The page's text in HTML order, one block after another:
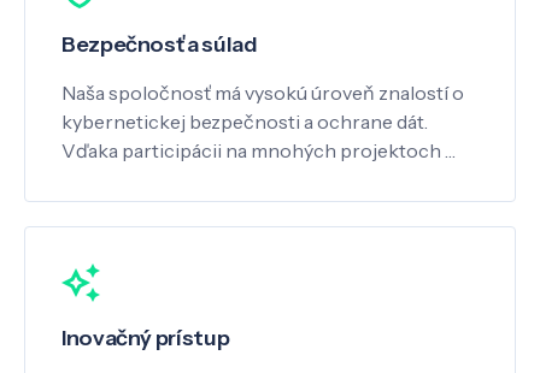
Bezpečnosť a súlad
Naša spoločnosť má vysokú úroveň znalostí o
kybernetickej bezpečnosti a ochrane dát.
Vďaka participácii na mnohých projektoch …
Inovačný prístup